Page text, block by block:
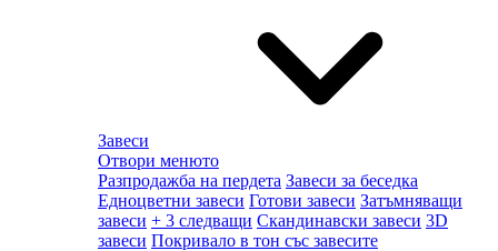
Завеси
Отвори менюто
Разпродажба на пердета Завеси за беседка
Едноцветни завеси Готови завеси Затъмняващи
завеси + 3 следващи Скандинавски завеси 3D
завеси Покривало в тон със завесите